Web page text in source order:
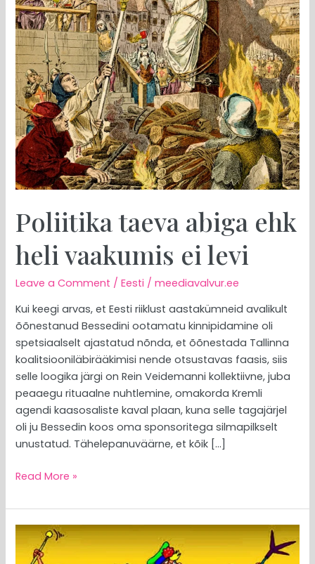
Poliitika taeva abiga ehk
heli vaakumis ei levi
Leave a Comment /Eesti /meediavalvur.ee
Kui keegi arvas, et Eesti riiklust aastakümneid avalikult
õõnestanud Bessedini ootamatu kinnipidamine oli
spetsiaalselt ajastatud nõnda, et õõnestada Tallinna
koalitsiooniläbirääkimisi nende otsustavas faasis, siis
selle loogika järgi on Rein Veidemanni kollektiivne, juba
peaaegu rituaalne nuhtlemine, omakorda Kremli
agendi kaasosaliste kaval plaan, kuna selle tagajärjel
oli ju Bessedin koos oma sponsoritega silmapilkselt
unustatud. Tähelepanuväärne, et kõik […]
levi
Read More »
MEEDIAVALVUR:
„vene